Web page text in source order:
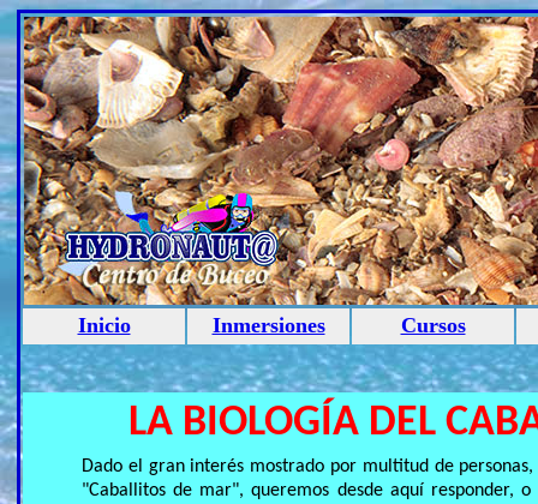
Inicio Inmersiones Cursos
LA BIOLOGÍA DEL
Dado el gran interés mostrado por multitud de
"Caballitos de mar", queremos desde aquí responder,